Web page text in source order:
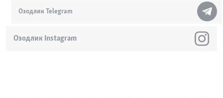
Озодлик Telegram
Озодлик Instagram